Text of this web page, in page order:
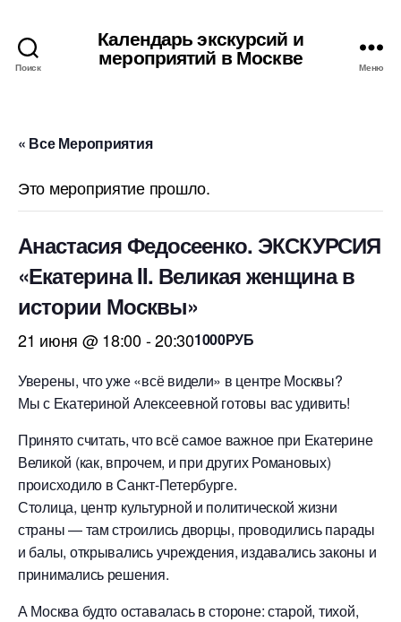
Поиск
Календарь экскурсий и
мероприятий в Москве Меню
« Все Мероприятия
Это мероприятие прошло.
Анастасия Федосеенко. ЭКСКУРСИЯ
«Екатерина II. Великая женщина в
истории Москвы»
21 июня @ 18:00-20:301000РУБ
Уверены, что уже «всё видели» в центре Москвы?
Мы с Екатериной Алексеевной готовы вас удивить!
Принято считать, что всё самое важное при Екатерине
Великой (как, впрочем, и при других Романовых)
происходило в Санкт-Петербурге.
Столица, центр культурной и политической жизни
страны — там строились дворцы, проводились парады
и балы, открывались учреждения, издавались законы и
принимались решения.
А Москва будто оставалась в стороне: старой, тихой,